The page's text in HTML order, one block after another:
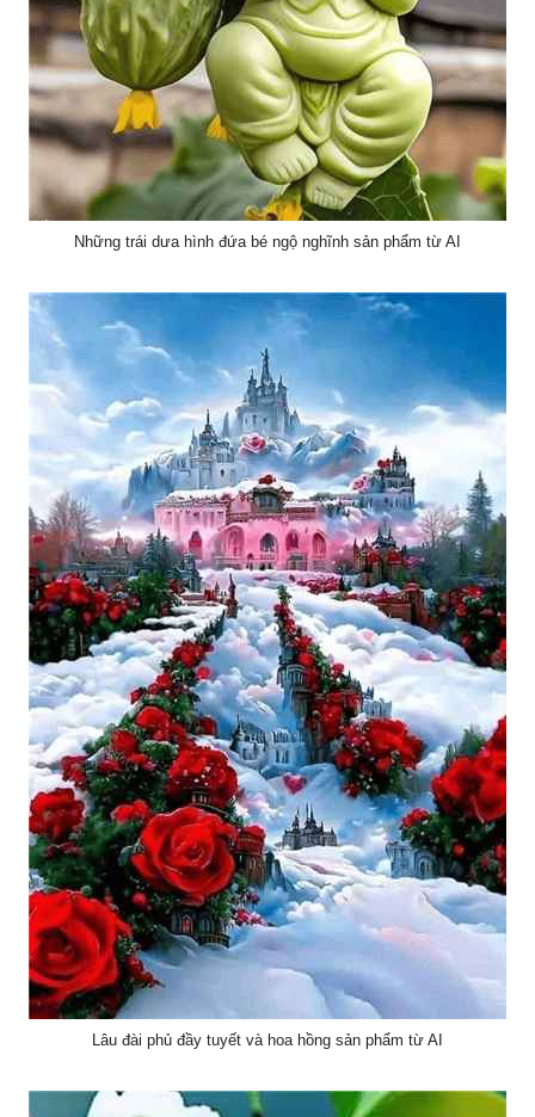
Những trái dưa hình đứa bé ngộ nghĩnh sản phẩm từ AI
Lâu đài phủ đầy tuyết và hoa hồng sản phẩm từ AI